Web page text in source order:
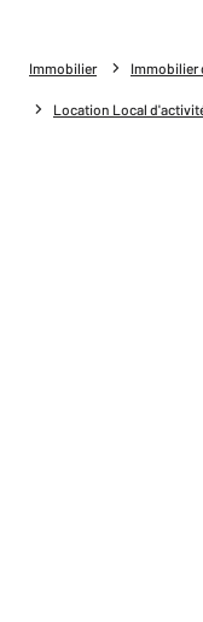
Immobilier Immobilier
Location Local